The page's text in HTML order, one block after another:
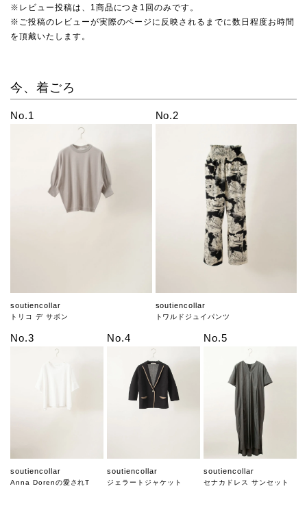
※レビュー投稿は、1商品につき1回のみです。
※ご投稿のレビューが実際のページに反映されるまでに数日程度お時間
を頂戴いたします。
今、着ごろ
No.1
soutiencollar
トリコ デ サボン
No.2
soutiencollar
トワルドジュイパンツ
No.3
soutiencollar
Anna Dorenの愛されT
No.4
soutiencollar
ジェラートジャケット
No.5
soutiencollar
セナカドレス サンセット